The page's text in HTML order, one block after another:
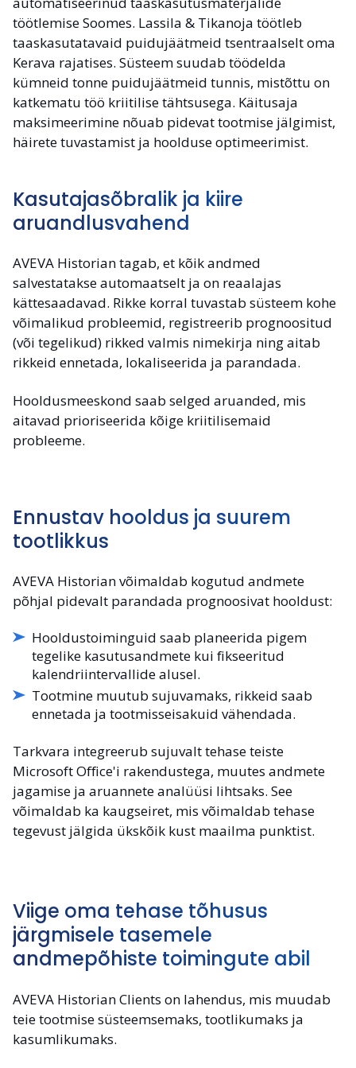
töötlemise Soomes. Lassila & Tikanoja töötleb
taaskasutatavaid puidujäätmeid tsentraalselt oma
Kerava rajatises. Süsteem suudab töödelda
kümneid tonne puidujäätmeid tunnis, mistõttu on
katkematu töö kriitilise tähtsusega. Käitusaja
maksimeerimine nõuab pidevat tootmise jälgimist,
häirete tuvastamist ja hoolduse optimeerimist.
Kasutajasõbralik ja kiire
aruandlusvahend
AVEVA Historian tagab, et kõik andmed
salvestatakse automaatselt ja on reaalajas
kättesaadavad. Rikke korral tuvastab süsteem kohe
võimalikud probleemid, registreerib prognoositud
(või tegelikud) rikked valmis nimekirja ning aitab
rikkeid ennetada, lokaliseerida ja parandada.
Hooldusmeeskond saab selged aruanded, mis
aitavad prioriseerida kõige kriitilisemaid
probleeme.
Ennustav hooldus ja suurem
tootlikkus
AVEVA Historian võimaldab kogutud andmete
põhjal pidevalt parandada prognoosivat hooldust:
Hooldustoiminguid saab planeerida pigem
tegelike kasutusandmete kui fikseeritud
kalendriintervallide alusel.
Tootmine muutub sujuvamaks, rikkeid saab
ennetada ja tootmisseisakuid vähendada.
Tarkvara integreerub sujuvalt tehase teiste
Microsoft Office'i rakendustega, muutes andmete
jagamise ja aruannete analüüsi lihtsaks. See
võimaldab ka kaugseiret, mis võimaldab tehase
tegevust jälgida ükskõik kust maailma punktist.
Viige oma tehase tõhusus
järgmisele tasemele
andmepõhiste toimingute abil
AVEVA Historian Clients on lahendus, mis muudab
teie tootmise süsteemsemaks, tootlikumaks ja
kasumlikumaks.